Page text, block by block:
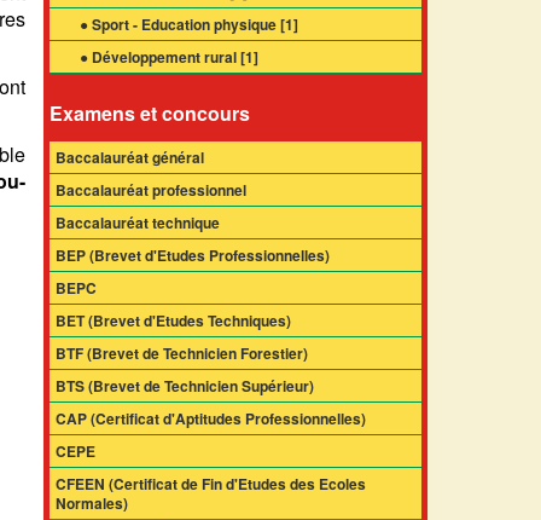
● Sport - Education physique [1]
● Développement rural [1]
Examens et concours
Baccalauréat général
Baccalauréat professionnel
Baccalauréat technique
BEP (Brevet d'Etudes Professionnelles)
BEPC
BET (Brevet d'Etudes Techniques)
BTF (Brevet de Technicien Forestier)
BTS (Brevet de Technicien Supérieur)
CAP (Certificat d'Aptitudes Professionnelles)
CEPE
CFEEN (Certificat de Fin d'Etudes des Ecoles
Normales)